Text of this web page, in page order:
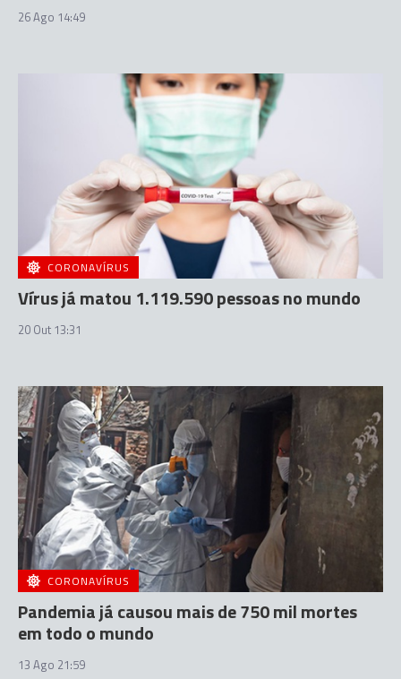
26 Ago 14:49
CORONAVÍRUS
Vírus já matou 1.119.590 pessoas no mundo
20 Out 13:31
CORONAVÍRUS
Pandemia já causou mais de 750 mil mortes
em todo o mundo
13 Ago 21:59